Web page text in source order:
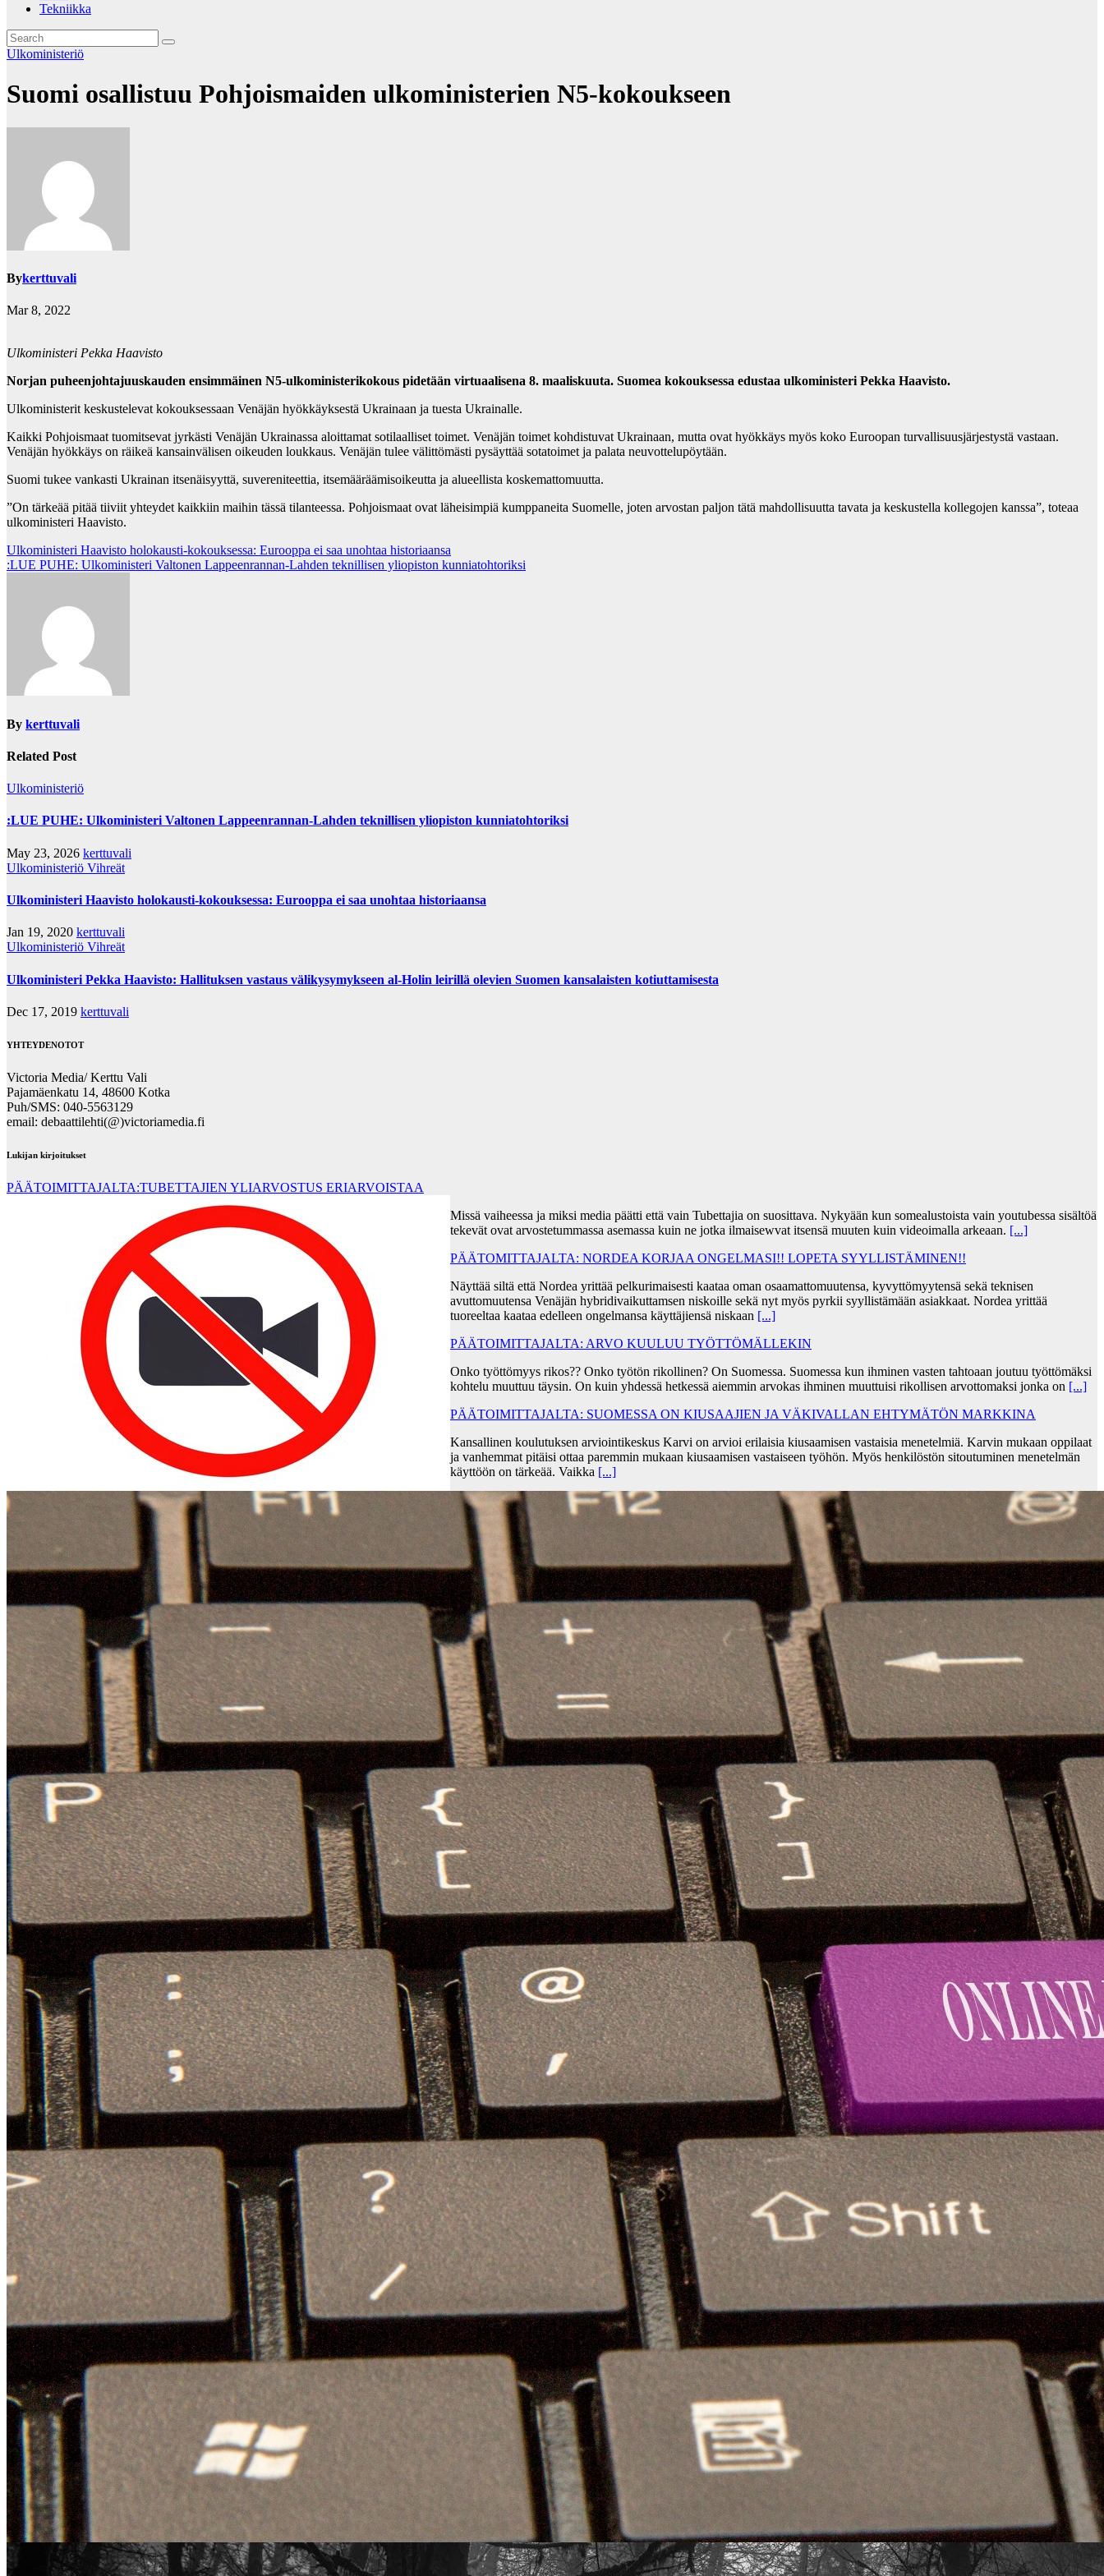
Tekniikka
Ulkoministeriö
Suomi osallistuu Pohjoismaiden ulkoministerien N5-kokoukseen
Bykerttuvali
Mar 8, 2022
Ulkoministeri Pekka Haavisto
Norjan puheenjohtajuuskauden ensimmäinen N5-ulkoministerikokous pidetään virtuaalisena 8. maaliskuuta. Suomea kokouksessa edustaa ulkoministeri Pekka Haavisto.
Ulkoministerit keskustelevat kokouksessaan Venäjän hyökkäyksestä Ukrainaan ja tuesta Ukrainalle.
Kaikki Pohjoismaat tuomitsevat jyrkästi Venäjän Ukrainassa aloittamat sotilaalliset toimet. Venäjän toimet kohdistuvat Ukrainaan, mutta ovat hyökkäys myös koko Euroopan turvallisuusjärjestystä vastaan.
Venäjän hyökkäys on räikeä kansainvälisen oikeuden loukkaus. Venäjän tulee välittömästi pysäyttää sotatoimet ja palata neuvottelupöytään.
Suomi tukee vankasti Ukrainan itsenäisyyttä, suvereniteettia, itsemääräämisoikeutta ja alueellista koskemattomuutta.
”On tärkeää pitää tiiviit yhteydet kaikkiin maihin tässä tilanteessa. Pohjoismaat ovat läheisimpiä kumppaneita Suomelle, joten arvostan paljon tätä mahdollisuutta tavata ja keskustella kollegojen kanssa”, toteaa
ulkoministeri Haavisto.
Post
navigation
Ulkoministeri Haavisto holokausti-kokouksessa: Eurooppa ei saa unohtaa historiaansa
:LUE PUHE: Ulkoministeri Valtonen Lappeenrannan-Lahden teknillisen yliopiston kunniatohtoriksi
By kerttuvali
Related Post
Ulkoministeriö
:LUE PUHE: Ulkoministeri Valtonen Lappeenrannan-Lahden teknillisen yliopiston kunniatohtoriksi
May 23, 2026 kerttuvali
Ulkoministeriö Vihreät
Ulkoministeri Haavisto holokausti-kokouksessa: Eurooppa ei saa unohtaa historiaansa
Jan 19, 2020 kerttuvali
Ulkoministeriö Vihreät
Ulkoministeri Pekka Haavisto: Hallituksen vastaus välikysymykseen al-Holin leirillä olevien Suomen kansalaisten kotiuttamisesta
Dec 17, 2019 kerttuvali
YHTEYDENOTOT
Victoria Media/ Kerttu Vali
Pajamäenkatu 14, 48600 Kotka
Puh/SMS: 040-5563129
email: debaattilehti(@)victoriamedia.fi
Lukijan kirjoitukset
PÄÄTOIMITTAJALTA:TUBETTAJIEN YLIARVOSTUS ERIARVOISTAA
Missä vaiheessa ja miksi media päätti että vain Tubettajia on suosittava. Nykyään kun somealustoista vain youtubessa sisältöä
tekevät ovat arvostetummassa asemassa kuin ne jotka ilmaisewvat itsensä muuten kuin videoimalla arkeaan. [...]
PÄÄTOMITTAJALTA: NORDEA KORJAA ONGELMASI!! LOPETA SYYLLISTÄMINEN!!
Näyttää siltä että Nordea yrittää pelkurimaisesti kaataa oman osaamattomuutensa, kyvyttömyytensä sekä teknisen
avuttomuutensa Venäjän hybridivaikuttamsen niskoille sekä nyt myös pyrkii syyllistämään asiakkaat. Nordea yrittää
tuoreeltaa kaataa edelleen ongelmansa käyttäjiensä niskaan [...]
PÄÄTOIMITTAJALTA: ARVO KUULUU TYÖTTÖMÄLLEKIN
Onko työttömyys rikos?? Onko työtön rikollinen? On Suomessa. Suomessa kun ihminen vasten tahtoaan joutuu työttömäksi
kohtelu muuttuu täysin. On kuin yhdessä hetkessä aiemmin arvokas ihminen muuttuisi rikollisen arvottomaksi jonka on [...]
PÄÄTOIMITTAJALTA: SUOMESSA ON KIUSAAJIEN JA VÄKIVALLAN EHTYMÄTÖN MARKKINA
Kansallinen koulutuksen arviointikeskus Karvi on arvioi erilaisia kiusaamisen vastaisia menetelmiä. Karvin mukaan oppilaat
ja vanhemmat pitäisi ottaa paremmin mukaan kiusaamisen vastaiseen työhön. Myös henkilöstön sitoutuminen menetelmän
käyttöön on tärkeää. Vaikka [...]